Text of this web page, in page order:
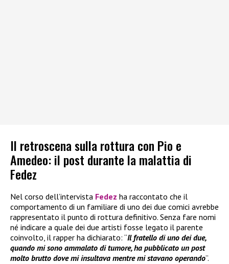
Il retroscena sulla rottura con Pio e
Amedeo: il post durante la malattia di
Fedez
Nel corso dell’intervista Fedez ha raccontato che il
comportamento di un familiare di uno dei due comici avrebbe
rappresentato il punto di rottura definitivo. Senza fare nomi
né indicare a quale dei due artisti fosse legato il parente
coinvolto, il rapper ha dichiarato: “Il fratello di uno dei due,
quando mi sono ammalato di tumore, ha pubblicato un post
molto brutto dove mi insultava mentre mi stavano operando”.